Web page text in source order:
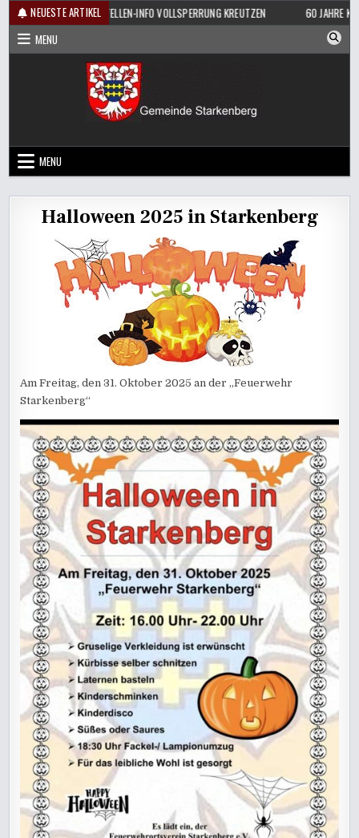
Skip
content
NEUESTE ARTIKELBAUSTELLEN-INFO VOLLSPERRUNG KREUTZEN
60 JAHRE
MENU
MENU
Halloween 2025 in Starkenberg
Am Freitag, den 31. Oktober 2025 an der „Feuerwehr
Starkenberg“